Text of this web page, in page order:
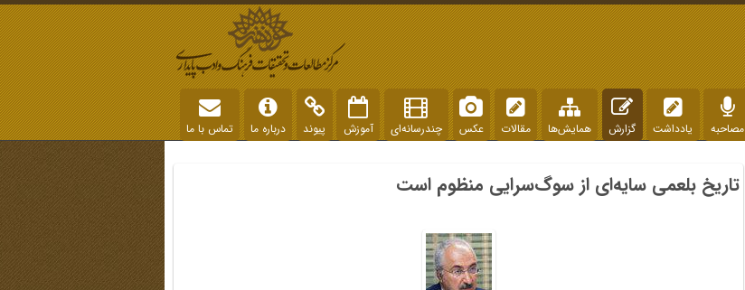
مصاحبه یادداشت گزارش همایش‌ها مقالات عکس چندرسانه‌ای آموزش پیوند درباره ما تماس با ما
تاریخ بلعمی سایه‌ای از سوگ‌سرایی منظوم است